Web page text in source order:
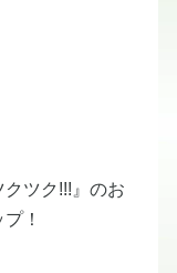
ツク!!!』のお
！